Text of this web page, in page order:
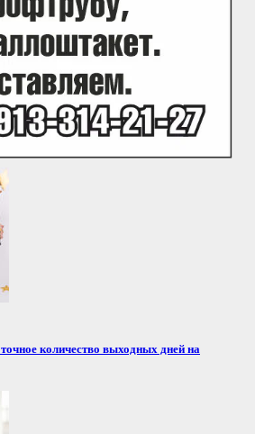
количество выходных дней на